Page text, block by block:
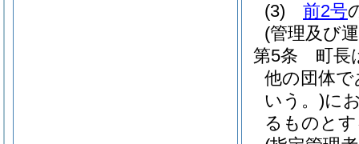
(3)
前2号
(管理及び
第5条
町長
他の団体
いう。)に
るものと